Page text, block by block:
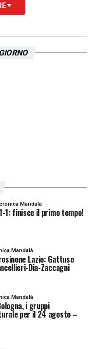
un osservato
Mandalà
1: finisce il primo tempo!
Mandalà
Lazio: Gattuso
Dia-Zaccagni
Mandalà
i gruppi
per il 24 agosto –